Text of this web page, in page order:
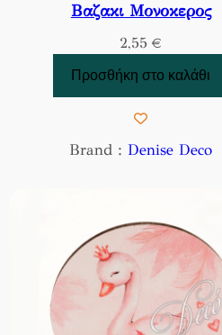
Βαζακι Μονοκερος
2,55 €
Προσθήκη στο καλάθι
Brand :Denise Deco